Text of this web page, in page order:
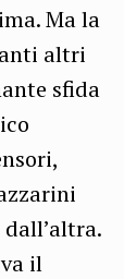
Ma la
altri
sfida
il